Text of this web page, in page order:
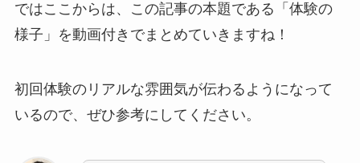
ではここからは、この記事の本題である「体験の
様子」を動画付きでまとめていきますね！
初回体験のリアルな雰囲気が伝わるようになって
いるので、ぜひ参考にしてください。